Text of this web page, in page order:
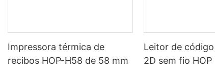
Impressora térmica de
recibos HOP-H58 de 58 mm
Leitor de
2D sem fio